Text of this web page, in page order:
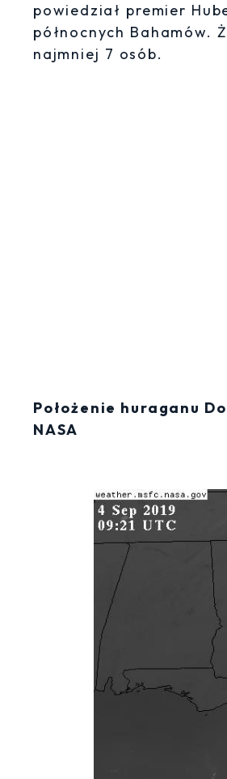
powiedział premier
północnych Bahamów.
najmniej 7 osób.
Położenie huraganu
NASA